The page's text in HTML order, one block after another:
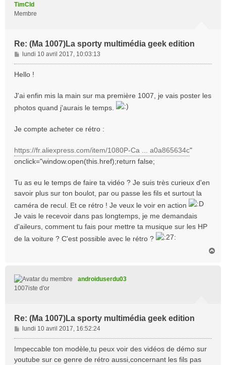
TimCld
Membre
Re: (Ma 1007)La sporty multimédia geek edition
M
e
s
g
e
lundi 10 avril 2017, 10:03:13
Hello !
J'ai enfin mis la main sur ma première 1007, je vais poster les
photos quand j'aurais le temps.
Je compte acheter ce rétro :
https://fr.aliexpress.com/item/1080P-Ca ... a0a865634c"
onclick="window.open(this.href);return false;
Tu as eu le temps de faire ta vidéo ? Je suis très curieux d'en
savoir plus sur ton boulot, par ou passe les fils et surtout la
caméra de recul. Et ce rétro ! Je veux le voir en action
Je vais le recevoir dans pas longtemps, je me demandais
d'aileurs, comment tu fais pour mettre ta musique sur les HP
de la voiture ? C'est possible avec le rétro ?
androiduserdu03
1007iste d'or
Re: (Ma 1007)La sporty multimédia geek edition
M
e
s
lundi 10 avril 2017, 16:52:24
Impeccable ton modèle,tu peux voir des vidéos de démo sur
youtube sur ce genre de rétro aussi,concernant les fils pas